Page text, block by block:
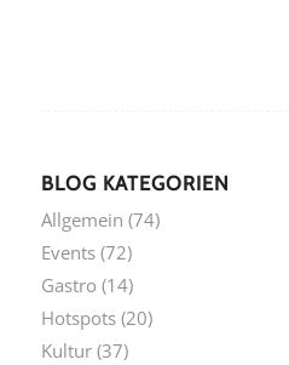
BLOG KATEGORIEN
Allgemein (74)
Events(72)
Gastro (14)
Hotspots(20)
Kultur(37)